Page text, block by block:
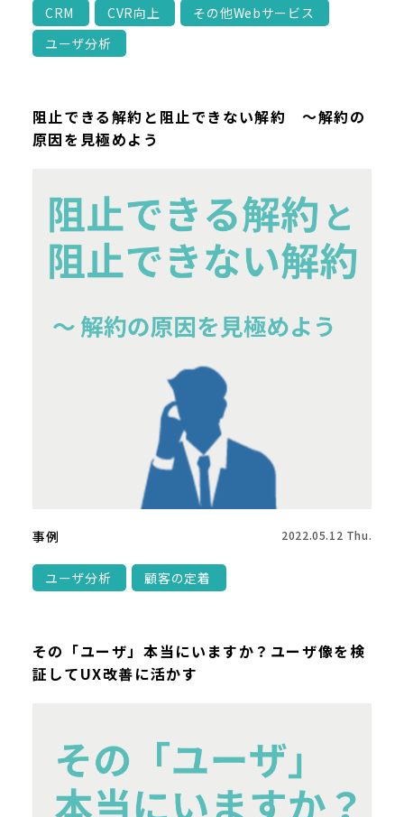
CRM CVR向上
その他Webサービス
ユーザ分析
阻止できる解約と阻止できない解約 ～解約の
原因を見極めよう
事例 2022.05.12 Thu.
ユーザ分析 顧客の定着
その「ユーザ」本当にいますか？ユーザ像を検
証してUX改善に活かす